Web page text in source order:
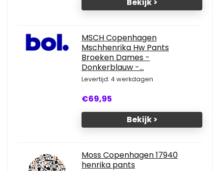
MSCH Copenhagen
Mschhenrika Hw Pants
Broeken Dames -
Donkerblauw -...
Levertijd: 4 werkdagen
€69,95
Bekijk >
Moss Copenhagen 17940
henrika pants